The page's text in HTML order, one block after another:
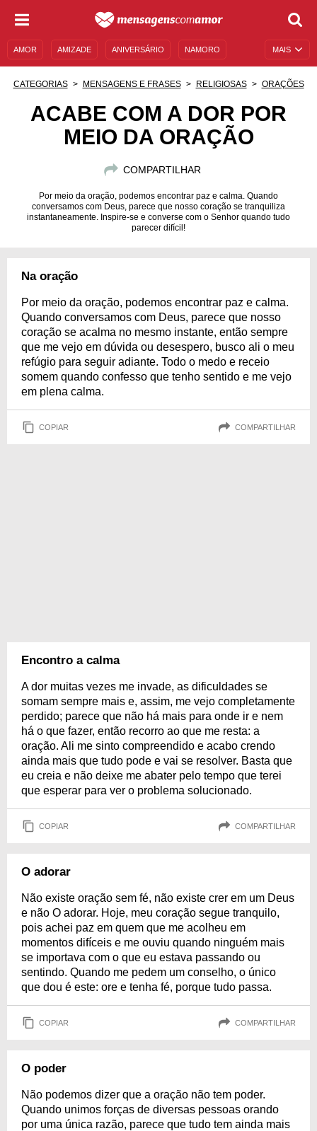
MAIS
AMOR AMIZADE ANIVERSÁRIO NAMORO
MENSAGENS E FRASES MENSAGENS DE ANIVERSÁRIO
CATEGORIAS MENSAGENS E FRASES RELIGIOSAS ORAÇÕES
ACABE COM A DOR POR
MEIO DA ORAÇÃO
COMPARTILHAR
Por meio da oração, podemos encontrar paz e calma. Quando
conversamos com Deus, parece que nosso coração se tranquiliza
instantaneamente. Inspire-se e converse com o Senhor quando tudo
parecer difícil!
Na oração
Por meio da oração, podemos encontrar paz e calma.
Quando conversamos com Deus, parece que nosso
coração se acalma no mesmo instante, então sempre
que me vejo em dúvida ou desespero, busco ali o meu
refúgio para seguir adiante. Todo o medo e receio
somem quando confesso que tenho sentido e me vejo
em plena calma.
COPIAR COMPARTILHAR
Encontro a calma
A dor muitas vezes me invade, as dificuldades se
somam sempre mais e, assim, me vejo completamente
perdido; parece que não há mais para onde ir e nem
há o que fazer, então recorro ao que me resta: a
oração. Ali me sinto compreendido e acabo crendo
ainda mais que tudo pode e vai se resolver. Basta que
eu creia e não deixe me abater pelo tempo que terei
que esperar para ver o problema solucionado.
COPIAR COMPARTILHAR
O adorar
Não existe oração sem fé, não existe crer em um Deus
e não O adorar. Hoje, meu coração segue tranquilo,
pois achei paz em quem que me acolheu em
momentos difíceis e me ouviu quando ninguém mais
se importava com o que eu estava passando ou
sentindo. Quando me pedem um conselho, o único
que dou é este: ore e tenha fé, porque tudo passa.
COPIAR COMPARTILHAR
O poder
Não podemos dizer que a oração não tem poder.
Quando unimos forças de diversas pessoas orando
por uma única razão, parece que tudo tem ainda mais